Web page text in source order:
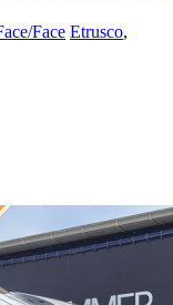
Face Etrusco,